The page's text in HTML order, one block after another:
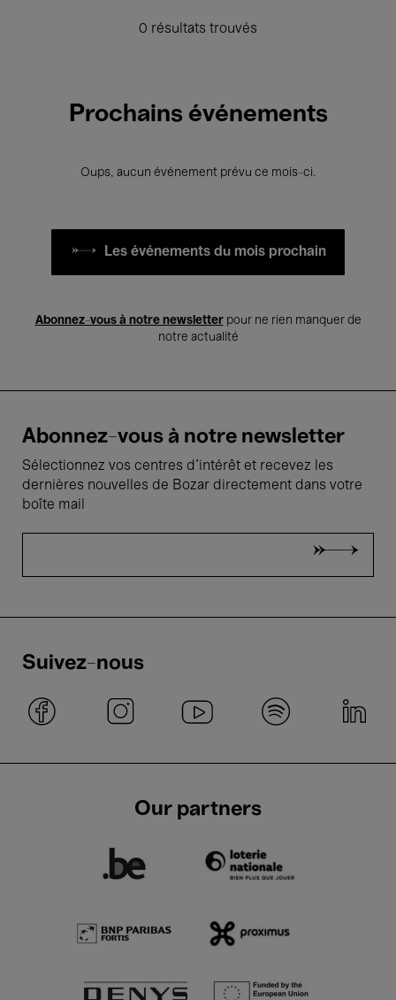
0 résultats trouvés
Prochains événements
Oups, aucun événement prévu ce mois-ci.
Les événements du mois prochain
Abonnez-vous à notre newsletterpour ne rien manquer de
notre actualité
Abonnez-vous à notre newsletter
Sélectionnez vos centres d'intérêt et recevez les
dernières nouvelles de Bozar directement dans votre
boîte mail
Suivez-nous
Our partners